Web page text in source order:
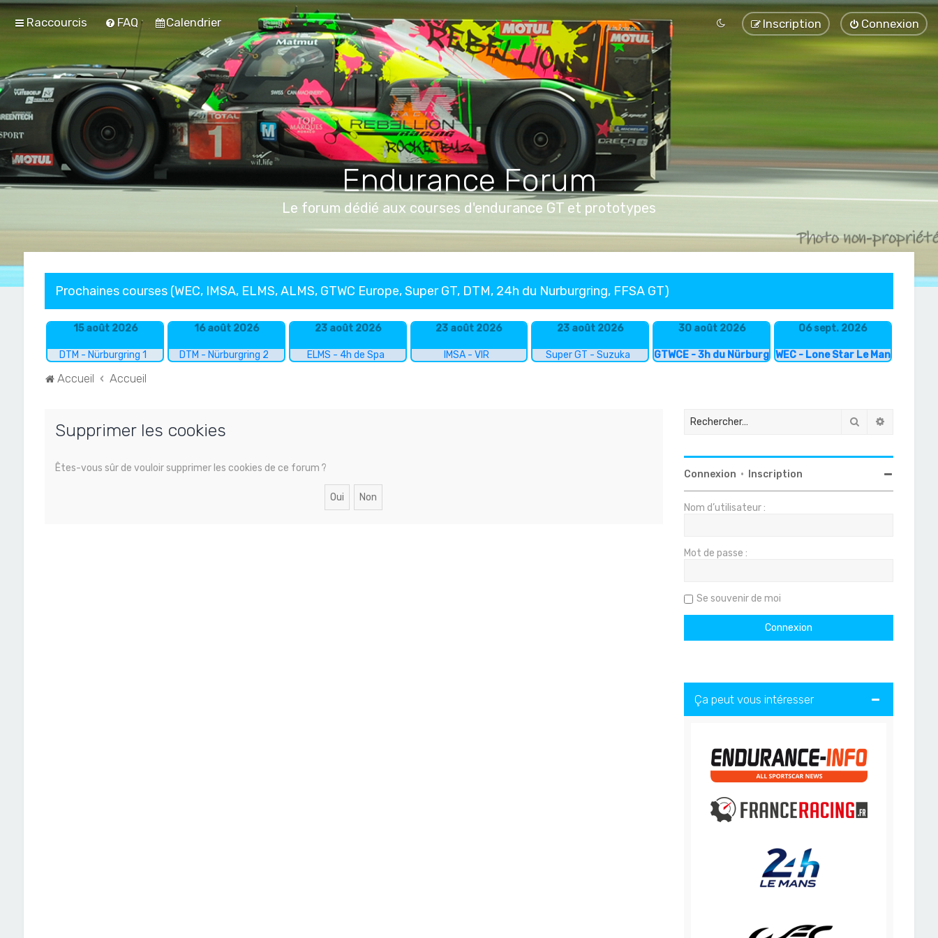
Raccourcis FAQ Calendrier Connexion
Inscription
Endurance Forum
Le forum dédié aux courses d'endurance GT et prototypes
Prochaines courses (WEC, IMSA, ELMS, ALMS, GTWC Europe, Super GT, DTM, 24h du Nurburgring, FFSA GT)
15 août 2026
DTM - Nürburgring 1
16 août 2026
DTM - Nürburgring 2
23 août 2026
ELMS - 4h de Spa
23 août 2026
IMSA - VIR
23 août 2026
Super GT - Suzuka
30 août 2026
GTWCE - 3h du Nürburgring
06 sept. 2026
WEC - Lone Star Le Mans
Accueil Accueil
Supprimer les cookies
Êtes-vous sûr de vouloir supprimer les cookies de ce forum ?
Rechercher
Connexion • Inscription
Nom d’utilisateur :
Mot de passe :
Se souvenir de moi
Ça peut vous intéresser